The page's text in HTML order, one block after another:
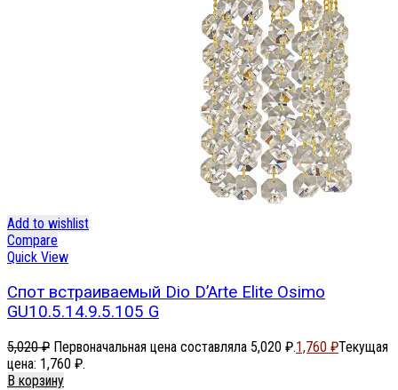
Add to wishlist
Compare
Quick View
Спот встраиваемый Dio D’Arte Elite Osimo
GU10.5.14.9.5.105 G
5,020₽ Первоначальная цена составляла 5,020 ₽.1,760 ₽Текущая
цена: 1,760 ₽.
В корзину